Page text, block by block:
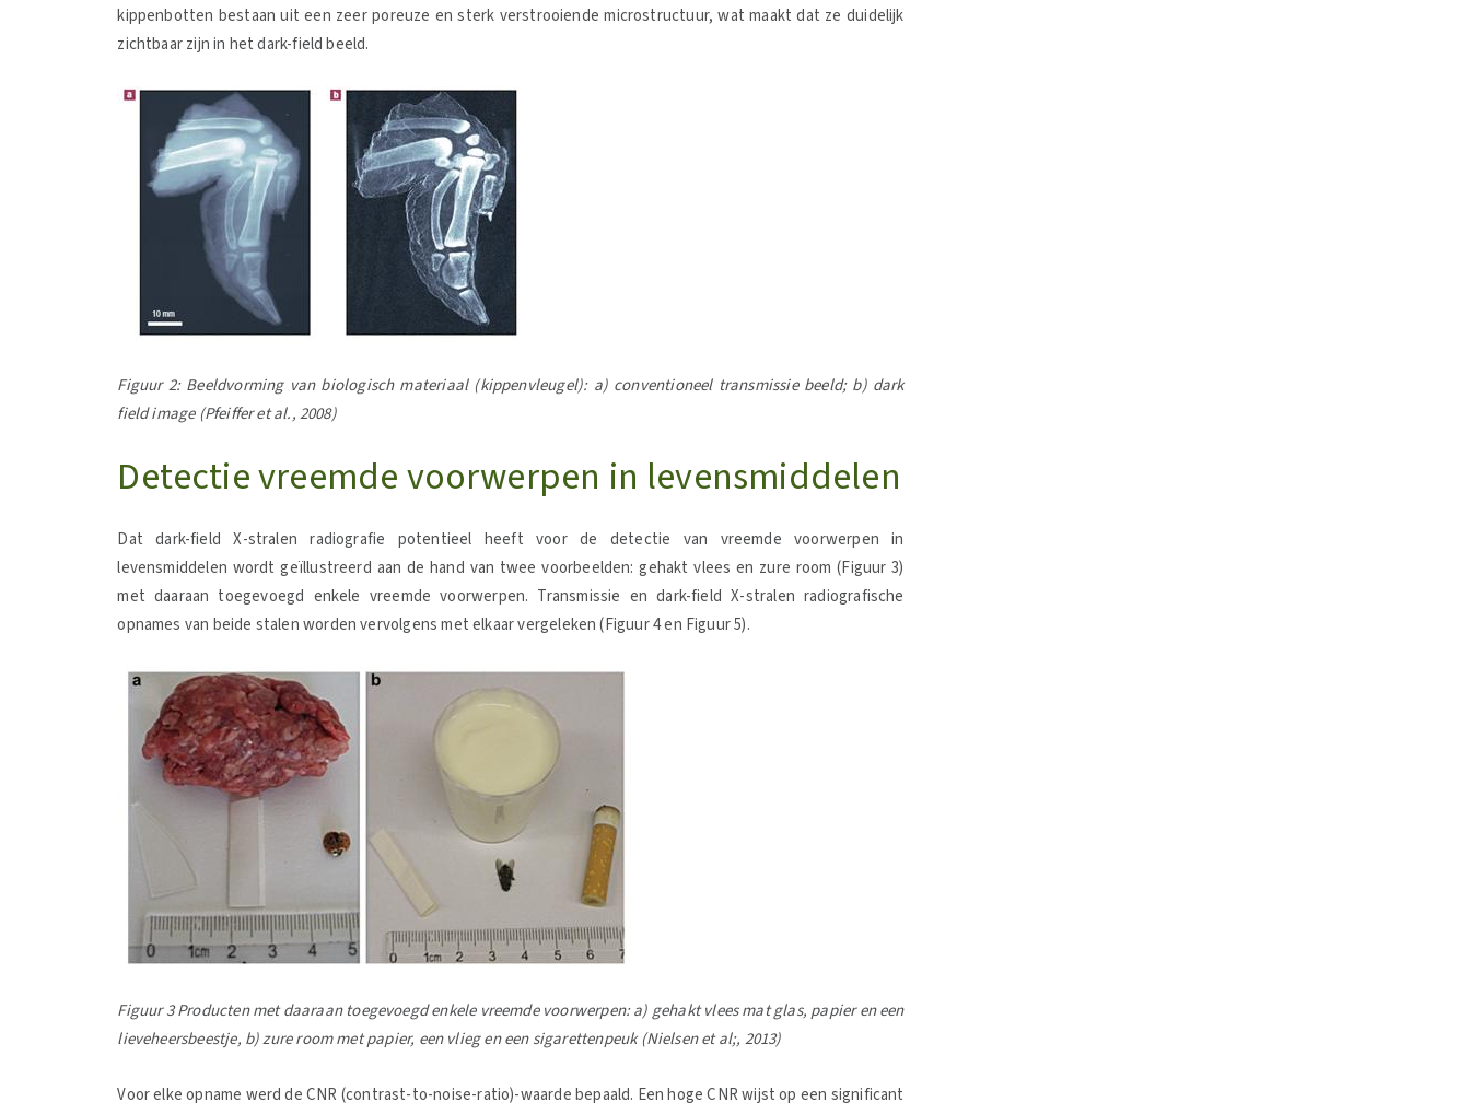
kippenbotten bestaan uit een zeer poreuze en sterk verstrooiende microstructuur, wat maakt dat ze duidelijk
zichtbaar zijn in het dark-field beeld.
Figuur 2: Beeldvorming van biologisch materiaal (kippenvleugel): a) conventioneel transmissie beeld; b) dark
field image (Pfeiffer et al., 2008)
Detectie vreemde voorwerpen in levensmiddelen
Dat dark-field X-stralen radiografie potentieel heeft voor de detectie van vreemde voorwerpen in
levensmiddelen wordt geïllustreerd aan de hand van twee voorbeelden: gehakt vlees en zure room (Figuur 3)
met daaraan toegevoegd enkele vreemde voorwerpen. Transmissie en dark-field X-stralen radiografische
opnames van beide stalen worden vervolgens met elkaar vergeleken (Figuur 4 en Figuur 5).
Figuur 3 Producten met daaraan toegevoegd enkele vreemde voorwerpen: a) gehakt vlees mat glas, papier en een
lieveheersbeestje, b) zure room met papier, een vlieg en een sigarettenpeuk (Nielsen et al;, 2013)
Voor elke opname werd de CNR (contrast-to-noise-ratio)-waarde bepaald. Een hoge CNR wijst op een significant